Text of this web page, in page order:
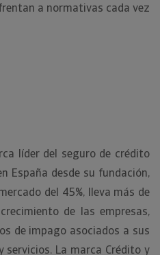
a normativas cada vez
líder del seguro de crédito
España desde su fundación,
del 45%, lleva más de
de las empresas,
de impago asociados a sus
servicios. La marca Crédito y